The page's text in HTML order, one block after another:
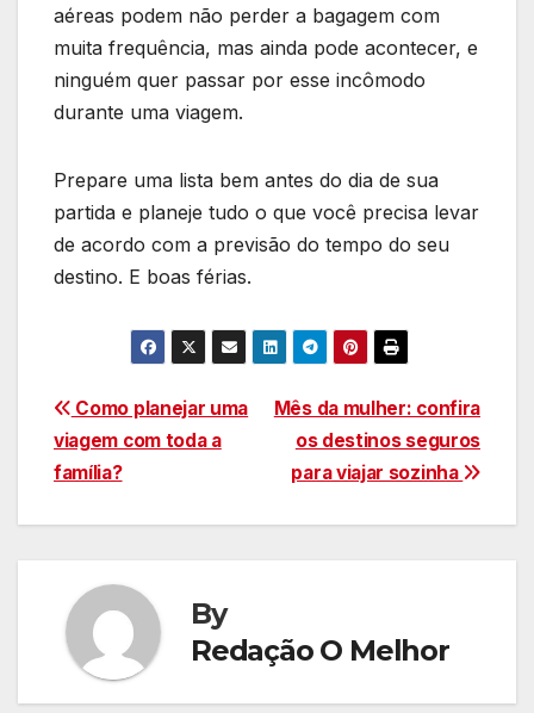
aéreas podem não perder a bagagem com
muita frequência, mas ainda pode acontecer, e
ninguém quer passar por esse incômodo
durante uma viagem.
Prepare uma lista bem antes do dia de sua
partida e planeje tudo o que você precisa levar
de acordo com a previsão do tempo do seu
destino. E boas férias.
Navegação
de
Post
Mês da mulher: confira
os destinos seguros
para viajar sozinha
Como planejar uma
viagem com toda a
família?
By
Redação O Melhor